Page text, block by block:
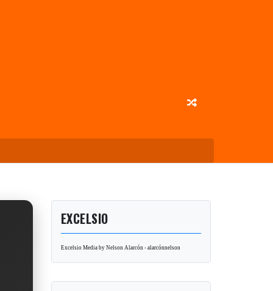
EXCELSIO
Excelsio Media by Nelson Alarcón - alarcónnelson